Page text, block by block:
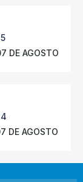
DE AGOSTO
DE AGOSTO